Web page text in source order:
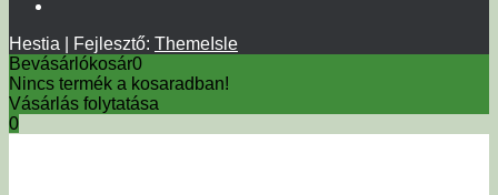
Hestia | Fejlesztő: ThemeIsle
Bevásárlókosár0
Nincs termék a kosaradban!
Vásárlás folytatása
0